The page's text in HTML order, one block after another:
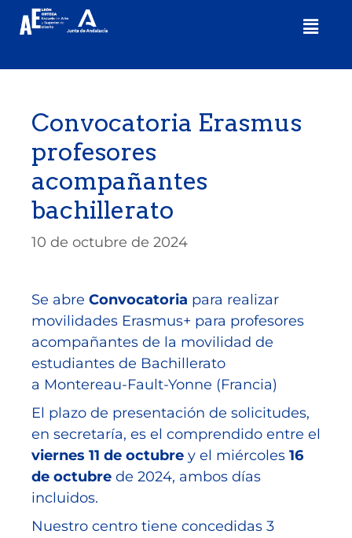
Convocatoria Erasmus
profesores
acompañantes
bachillerato
10 de octubre de 2024
Se abre Convocatoria para realizar
movilidades Erasmus+ para profesores
acompañantes de la movilidad de
estudiantes de Bachillerato
a Montereau-Fault-Yonne (Francia)
El plazo de presentación de solicitudes,
en secretaría, es el comprendido entre el
viernes 11 de octubre y el miércoles 16
de octubre de 2024, ambos días
incluidos.
Nuestro centro tiene concedidas 3